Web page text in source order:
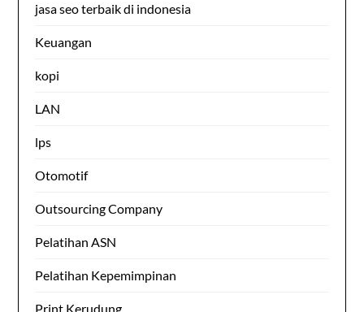
jasa seo terbaik di indonesia
Keuangan
kopi
LAN
lps
Otomotif
Outsourcing Company
Pelatihan ASN
Pelatihan Kepemimpinan
Print Kerudung